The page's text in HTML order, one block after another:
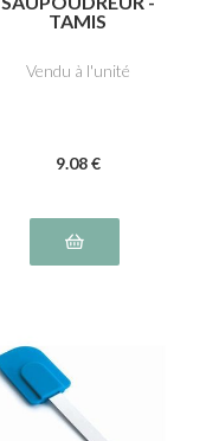
TAMIS
Vendu à l'unité
9.08 €